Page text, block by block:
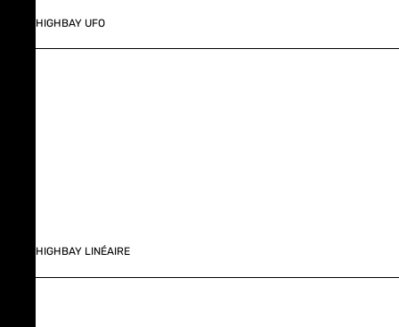
HIGHBAY UFO
HIGHBAY LINÉAIRE